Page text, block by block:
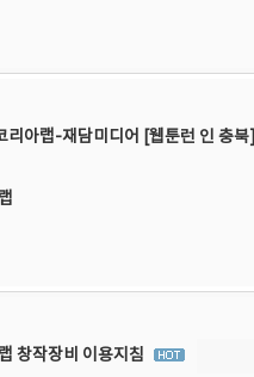
리아랩-재담미디어 [웹툰런 인 충북
창작장비 이용지침